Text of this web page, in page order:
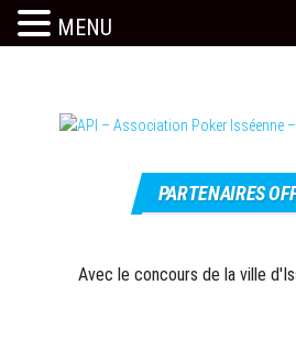
officiel
PARTENAIRES
Avec le concours de la ville
MENU